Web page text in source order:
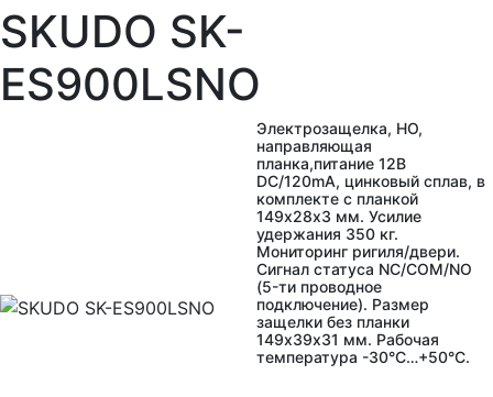
SKUDO SK-
ES900LSNO
Электрозащелка, НО,
направляющая
планка,питание 12B
DC/120mА, цинковый сплав, в
комплекте с планкой
149х28x3 мм. Усилие
удержания 350 кг.
Мониторинг ригиля/двери.
Сигнал статуса NC/COM/NO
(5-ти проводное
подключение). Размер
защелки без планки
149х39х31 мм. Рабочая
температура -30°С…+50°С.